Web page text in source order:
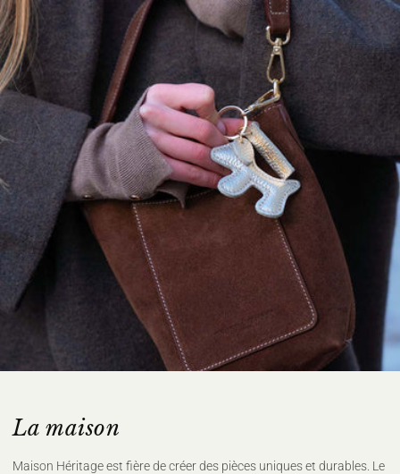
La maison
Maison Héritage est fière de créer des pièces uniques et durables. Le